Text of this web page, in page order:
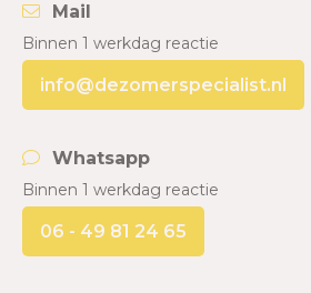
Mail
Binnen 1 werkdag reactie
info@dezomerspecialist.nl
Whatsapp
Binnen 1 werkdag reactie
06 - 49 81 24 65